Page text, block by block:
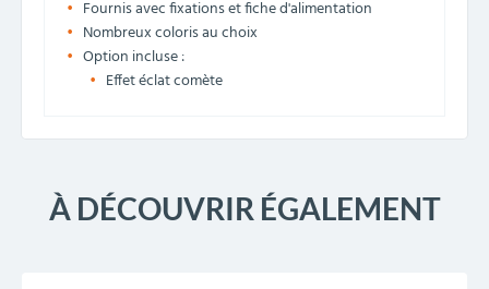
Fournis avec fixations et fiche d'alimentation
Nombreux coloris au choix
Option incluse :
Effet éclat comète
À DÉCOUVRIR ÉGALEMENT